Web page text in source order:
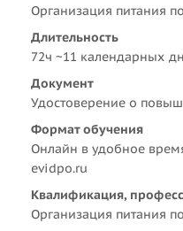
Организация питания
Длительность
72ч ~11 календарных
Документ
Удостоверение о
Формат обучения
Онлайн в удобное
evidpo.ru
Квалификация,
Организация питания